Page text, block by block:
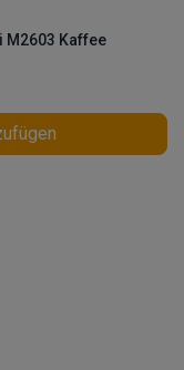
M2603 Kaffee